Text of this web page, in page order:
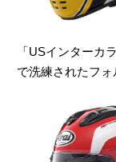
「USインターカ
で洗練されたフォ